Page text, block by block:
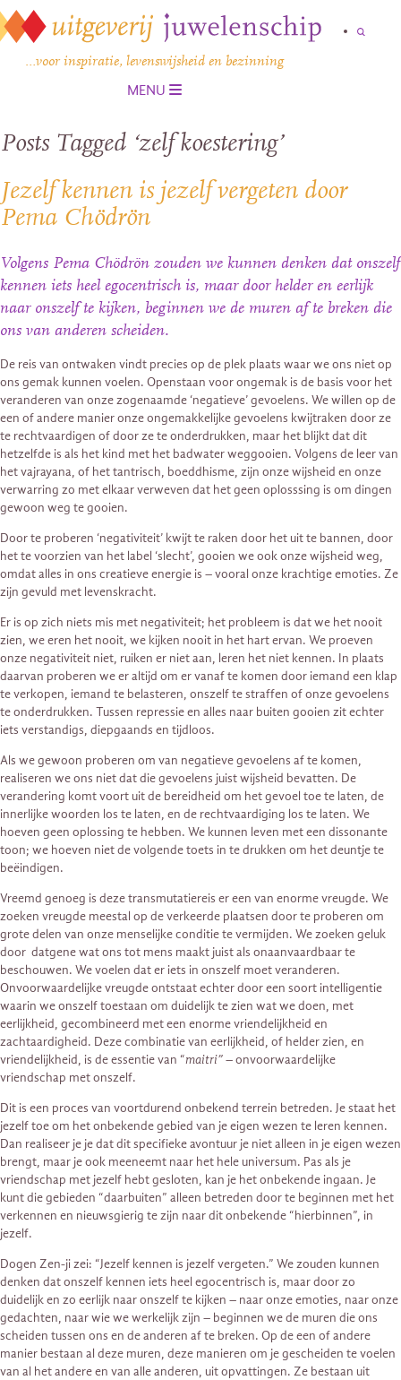
…voor inspiratie, levenswijsheid en bezinning
MENU
Posts Tagged ‘zelf koestering’
Jezelf kennen is jezelf vergeten door
Pema Chödrön
Volgens Pema Chödrön zouden we kunnen denken dat onszelf
kennen iets heel egocentrisch is, maar door helder en eerlijk
naar onszelf te kijken, beginnen we de muren af te breken die
ons van anderen scheiden.
De reis van ontwaken vindt precies op de plek plaats waar we ons niet op
ons gemak kunnen voelen. Openstaan ​​voor ongemak is de basis voor het
veranderen van onze zogenaamde ‘negatieve’ gevoelens. We willen op de
een of andere manier onze ongemakkelijke gevoelens kwijtraken door ze
te rechtvaardigen of door ze te onderdrukken, maar het blijkt dat dit
hetzelfde is als het kind met het badwater weggooien. Volgens de leer van
het vajrayana, of het tantrisch, boeddhisme, zijn onze wijsheid en onze
verwarring zo met elkaar verweven dat het geen oplosssing is om dingen
gewoon weg te gooien.
Door te proberen ‘negativiteit’ kwijt te raken door het uit te bannen, door
het te voorzien van het label ‘slecht’, gooien we ook onze wijsheid weg,
omdat alles in ons creatieve energie is – vooral onze krachtige emoties. Ze
zijn gevuld met levenskracht.
Er is op zich niets mis met negativiteit; het probleem is dat we het nooit
zien, we eren het nooit, we kijken nooit in het hart ervan. We proeven
onze negativiteit niet, ruiken er niet aan, leren het niet kennen. In plaats
daarvan proberen we er altijd om er vanaf te komen door iemand een klap
te verkopen, iemand te belasteren, onszelf te straffen of onze gevoelens
te onderdrukken. Tussen repressie en alles naar buiten gooien zit echter
iets verstandigs, diepgaands en tijdloos.
Als we gewoon proberen om van negatieve gevoelens af te komen,
realiseren we ons niet dat die gevoelens juist wijsheid bevatten. De
verandering komt voort uit de bereidheid om het gevoel toe te laten, de
innerlijke woorden los te laten, en de rechtvaardiging los te laten. We
hoeven geen oplossing te hebben. We kunnen leven met een dissonante
toon; we hoeven niet de volgende toets in te drukken om het deuntje te
beëindigen.
Vreemd genoeg is deze transmutatiereis er een van enorme vreugde. We
zoeken vreugde meestal op de verkeerde plaatsen door te proberen om
grote delen van onze menselijke conditie te vermijden. We zoeken geluk
door datgene wat ons tot mens maakt juist als onaanvaardbaar te
beschouwen. We voelen dat er iets in onszelf moet veranderen.
Onvoorwaardelijke vreugde ontstaat echter door een soort intelligentie
waarin we onszelf toestaan ​​om duidelijk te zien wat we doen, met
eerlijkheid, gecombineerd met een enorme vriendelijkheid en
zachtaardigheid. Deze combinatie van eerlijkheid, of helder zien, en
vriendelijkheid, is de essentie van “maitri”– onvoorwaardelijke
vriendschap met onszelf.
Dit is een proces van voortdurend onbekend terrein betreden. Je staat het
jezelf toe om het onbekende gebied van je eigen wezen te leren kennen.
Dan realiseer je je dat dit specifieke avontuur je niet alleen in je eigen wezen
brengt, maar je ook meeneemt naar het hele universum. Pas als je
vriendschap met jezelf hebt gesloten, kan je het onbekende ingaan. Je
kunt die gebieden “daarbuiten” alleen betreden door te beginnen met het
verkennen en nieuwsgierig te zijn naar dit onbekende “hierbinnen”, in
jezelf.
Dogen Zen-ji zei: “Jezelf kennen is jezelf vergeten.” We zouden kunnen
denken dat onszelf kennen iets heel egocentrisch is, maar door zo
duidelijk en zo eerlijk naar onszelf te kijken – naar onze emoties, naar onze
gedachten, naar wie we werkelijk zijn – beginnen we de muren die ons
scheiden tussen ons en de anderen af te breken. Op de een of andere
manier bestaan ​​al deze muren, deze manieren om je gescheiden te voelen
van al het andere en van alle anderen, uit opvattingen. Ze bestaan ​​uit